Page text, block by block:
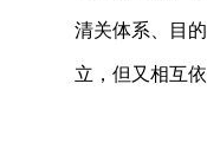
清关体系、目
立，但又相互依